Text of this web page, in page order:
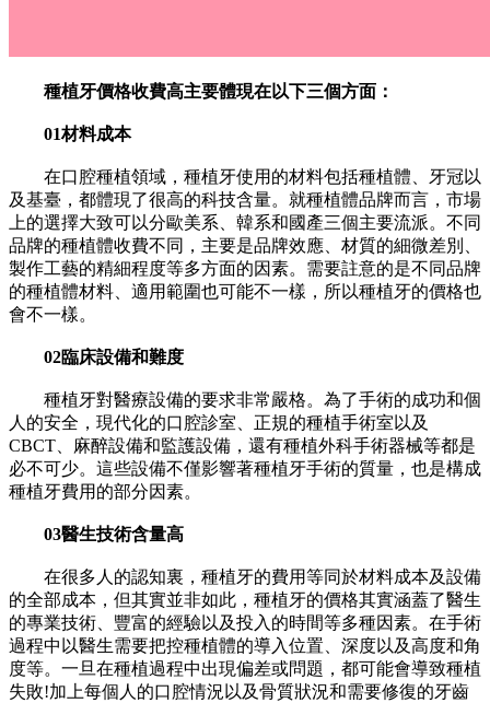
種植牙價格收費高主要體現在以下三個方面：
01材料成本
在口腔種植領域，種植牙使用的材料包括種植體、牙冠以
及基臺，都體現了很高的科技含量。就種植體品牌而言，市場
上的選擇大致可以分歐美系、韓系和國產三個主要流派。不同
品牌的種植體收費不同，主要是品牌效應、材質的細微差別、
製作工藝的精細程度等多方面的因素。需要註意的是不同品牌
的種植體材料、適用範圍也可能不一樣，所以種植牙的價格也
會不一樣。
02臨床設備和難度
種植牙對醫療設備的要求非常嚴格。為了手術的成功和個
人的安全，現代化的口腔診室、正規的種植手術室以及
CBCT、麻醉設備和監護設備，還有種植外科手術器械等都是
必不可少。這些設備不僅影響著種植牙手術的質量，也是構成
種植牙費用的部分因素。
03醫生技術含量高
在很多人的認知裏，種植牙的費用等同於材料成本及設備
的全部成本，但其實並非如此，種植牙的價格其實涵蓋了醫生
的專業技術、豐富的經驗以及投入的時間等多種因素。在手術
過程中以醫生需要把控種植體的導入位置、深度以及高度和角
度等。一旦在種植過程中出現偏差或問題，都可能會導致種植
失敗!加上每個人的口腔情況以及骨質狀況和需要修復的牙齒